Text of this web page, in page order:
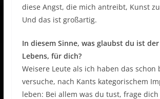
diese Angst, die mich antreibt, Kunst
Und das ist großartig.
In diesem Sinne, was glaubst du ist
Lebens, für dich?
Weisere Leute als ich haben das schon
versuche, nach Kants kategorischem
leben: Bei allem was du tust, frage